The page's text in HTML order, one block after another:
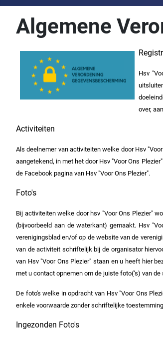
Algemene
Hsv
over,
Activiteiten
Als deelnemer van activiteiten welke door Hsv
aangetekend, in met hetdoor Hsv "Voor Ons Plezier"
de Facebook pagina van Hsv "Voor Ons Plezier".
Foto's
Bij activiteiten welke door hsv "Voor Ons Plezier"
(bijvoorbeeld aan de waterkant) gemaakt. Hsv
verenigingsblad en/of op de website van de
van de activiteit schriftelijk bij de organisator
van Hsv "Voor Ons Plezier" staan en u heeft hier
met u contact opnemen om de juiste foto(‘s) van
De foto's welke in opdracht van Hsv "Voor Ons
enkele voorwaarde zonder schriftelijke
Ingezonden Foto's